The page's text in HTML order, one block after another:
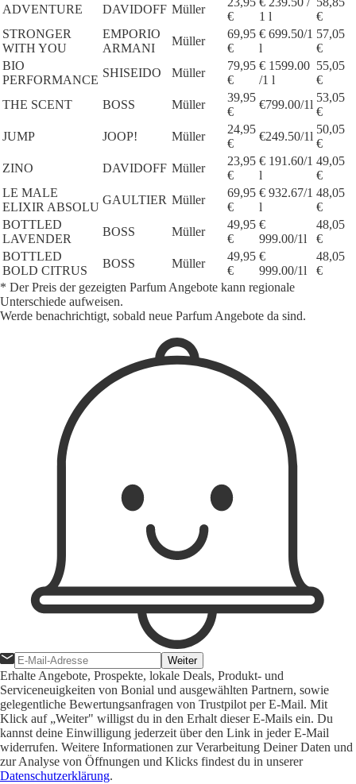
ADVENTURE DAVIDOFF Müller
€
1 l
€
STRONGER
WITH YOU
EMPORIO
ARMANI
Müller
69,95
€
€ 699.50/1
l
57,05
€
BIO
PERFORMANCE
SHISEIDO Müller
79,95
€
€ 1599.00
/1 l
55,05
€
THE SCENT
BOSS Müller
39,95
€
€799.00/1l
53,05
€
JUMP
JOOP! Müller
24,95
€
€249.50/1l
50,05
€
ZINO
DAVIDOFF Müller
23,95
€
€ 191.60/1
l
49,05
€
LE MALE
ELIXIR ABSOLU
GAULTIER Müller
69,95
€
€ 932.67/1
l
48,05
€
BOTTLED
LAVENDER
BOSS Müller
49,95
€
€
999.00/1l
48,05
€
BOTTLED
BOLD CITRUS
BOSS Müller
49,95
€
€
999.00/1l
48,05
€
* Der Preis der gezeigten Parfum Angebote kann regionale
Unterschiede aufweisen.
Werde benachrichtigt, sobald neue Parfum Angebote da sind.
Weiter
Erhalte Angebote, Prospekte, lokale Deals, Produkt- und
Serviceneuigkeiten von Bonial und ausgewählten Partnern, sowie
gelegentliche Bewertungsanfragen von Trustpilot per E-Mail. Mit
Klick auf „Weiter" willigst du in den Erhalt dieser E-Mails ein. Du
kannst deine Einwilligung jederzeit über den Link in jeder E-Mail
widerrufen. Weitere Informationen zur Verarbeitung Deiner Daten und
zur Analyse von Öffnungen und Klicks findest du in unserer
Datenschutzerklärung.